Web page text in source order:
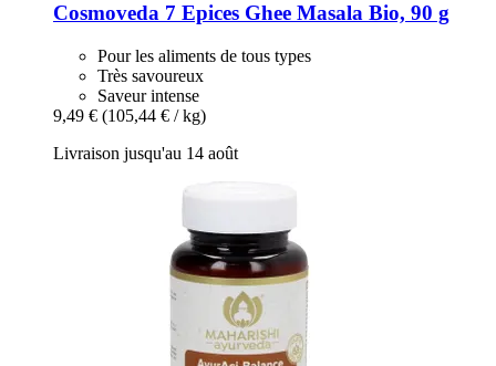
Cosmoveda 7 Epices Ghee Masala Bio, 90 g
Pour les aliments de tous types
Très savoureux
Saveur intense
9,49 € (105,44 € / kg)
Livraison jusqu'au 14 août